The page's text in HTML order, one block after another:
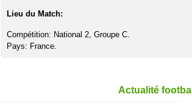
Lieu du Match:
Compétition: National 2, Groupe C.
Pays: France.
Actualité football